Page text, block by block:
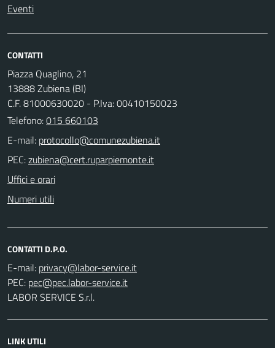
Eventi
CONTATTI
Piazza Quaglino, 21
13888 Zubiena (BI)
C.F. 81000630020 - P.Iva: 00410150023
Telefono:015 660103
E-mail:
PEC:
Uffici e orari
Numeri utili
CONTATTI D.P.O.
E-mail:
PEC:
LABOR SERVICE S.r.l.
LINK UTILI